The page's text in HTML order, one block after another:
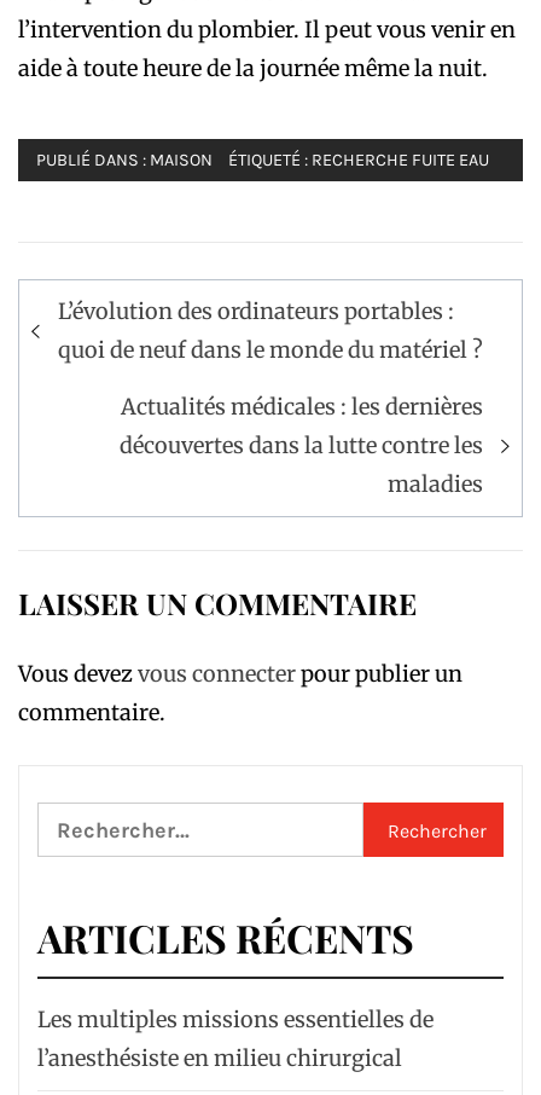
l’intervention du plombier. Il peut vous venir en
aide à toute heure de la journée même la nuit.
PUBLIÉ DANS : MAISON ÉTIQUETÉ : RECHERCHE FUITE EAU
Navigation
de
l’article
L’évolution des ordinateurs portables :
quoi de neuf dans le monde du matériel ?
Actualités médicales : les dernières
découvertes dans la lutte contre les
maladies
LAISSER UN COMMENTAIRE
Vous devezvous connecterpour publier un
commentaire.
Rechercher :
ARTICLES RÉCENTS
Les multiples missions essentielles de
l’anesthésiste en milieu chirurgical